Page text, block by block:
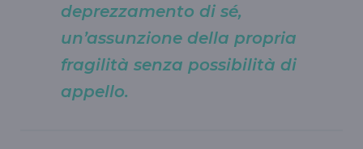
deprezzamento di sé,
un’assunzione della propria
fragilità senza possibilità di
appello.